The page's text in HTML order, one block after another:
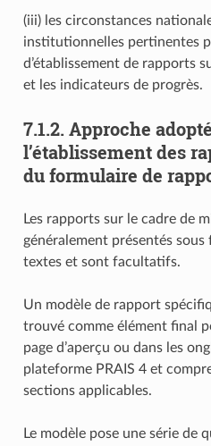
(iii) les circonstances
institutionnelles pertinentes
d’établissement de rapports
et les indicateurs de progrès.
7.1.2. Approche
l’établissement des
du formulaire de
Les rapports sur le cadre de
généralement présentés
textes et sont facultatifs.
Un modèle de rapport
trouvé comme élément final
page d’aperçu ou dans les
plateforme PRAIS 4 et
sections applicables.
Le modèle pose une série de